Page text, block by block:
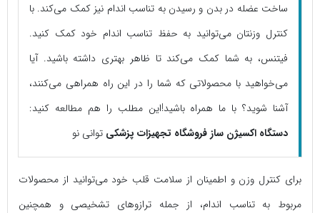
ساخت عضله در بدن و رسیدن به تناسب اندام نیز کمک می‌کند. با
کنترل وزنتان می‌توانید به حفظ تناسب اندام خود کمک کنید.
فیتنس، به شما کمک می‌کند تا ظاهر بهتری داشته باشید. آیا
می‌خواهید با محصولاتی که شما را در این راه همراهی می‌کنند،
آشنا شوید؟ با ما همراه باشید!این مطلب را هم مطالعه کنید:
دستگاه اکسیژن ساز فروشگاه تجهیزات پزشکی توانی نو
برای کنترل وزن و اطمینان از سلامت قلب خود می‌توانید از محصولات
مربوط به تناسب اندام، از جمله ترازوهای تشخیصی و همچنین